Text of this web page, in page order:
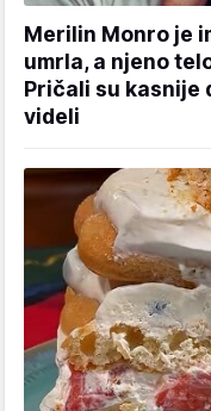
Merilin Monro je
umrla, a njeno
Pričali su kasnije
videli